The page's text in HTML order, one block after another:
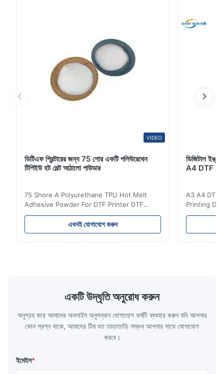
VIDEO
ডিটিএফ প্রিন্টারের জন্য 75 শোর একটি পলিউরেথেন
টিপিইউ হট মেল্ট আঠালো পাউডার
75 Shore A Polyurethane TPU Hot Melt
Adhesive Powder For DTF Printer DTF
Powder Technical Parameters Bonding
Parameters ( reference only) Temperature
110-130℃ Press 0.5-1.5 kg/cm2 Time 8-20
এখনই যোগাযোগ করুন
ডিজিটাল
A4 DTF
A3 A4 DTF
Printing
application
pattern
একটি উদ্ধৃতি অনুরোধ করুন
অনুগ্রহ করে আমাদের অনলাইন অনুসন্ধান যোগাযোগ ফর্মটি ব্যবহার করুন যদি আপনার
কোন প্রশ্ন থাকে, আমাদের টিম যত তাড়াতাড়ি সম্ভব আপনার সাথে যোগাযোগ
করবে।
ইমেইল*